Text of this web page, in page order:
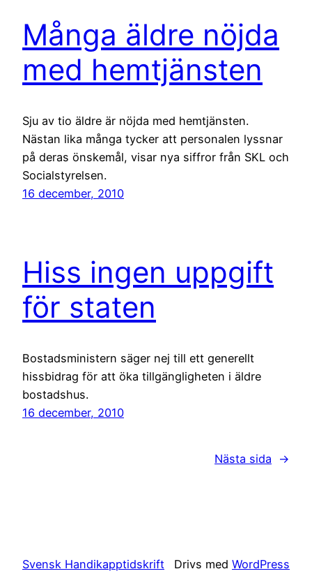
Många äldre nöjda
med hemtjänsten
Sju av tio äldre är nöjda med hemtjänsten.
Nästan lika många tycker att personalen lyssnar
på deras önskemål, visar nya siffror från SKL och
Socialstyrelsen.
16 december, 2010
Hiss ingen uppgift
för staten
Bostadsministern säger nej till ett generellt
hissbidrag för att öka tillgängligheten i äldre
bostadshus.
16 december, 2010
Nästa sida →
Svensk Handikapptidskrift Drivs med WordPress